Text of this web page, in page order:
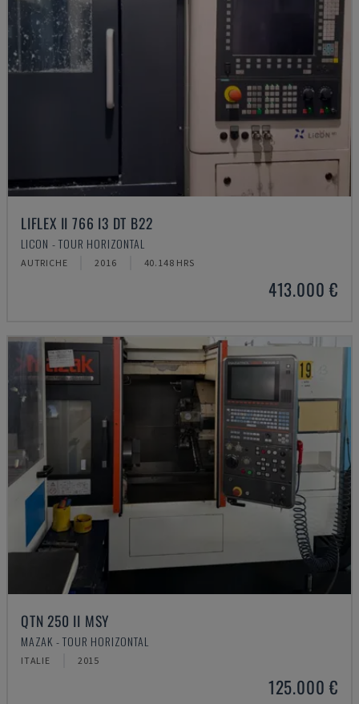
LIFLEX II 766 I3 DT B22
LICON - TOUR HORIZONTAL
AUTRICHE 2016 40.148 HRS
413.000 €
QTN 250 II MSY
MAZAK - TOUR HORIZONTAL
ITALIE 2015
125.000 €